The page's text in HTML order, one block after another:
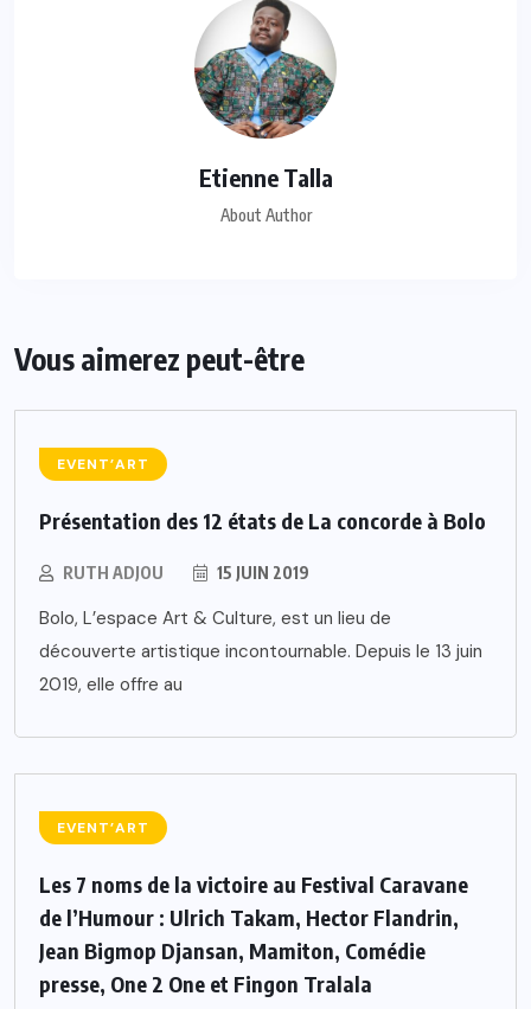
Etienne Talla
About Author
Vous aimerez peut-être
EVENT’ART
Présentation des 12 états de La concorde à Bolo
RUTH ADJOU 15 JUIN 2019
Bolo, L’espace Art & Culture, est un lieu de
découverte artistique incontournable. Depuis le 13 juin
2019, elle offre au
EVENT’ART
Les 7 noms de la victoire au Festival Caravane
de l’Humour : Ulrich Takam, Hector Flandrin,
Jean Bigmop Djansan, Mamiton, Comédie
presse, One 2 One et Fingon Tralala